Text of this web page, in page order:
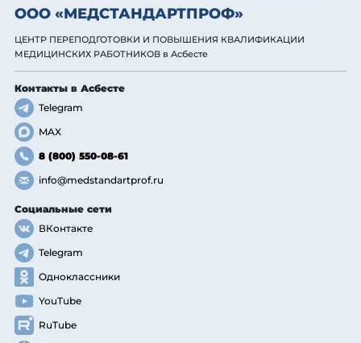
ООО «МЕДСТАНДАРТПРОФ»
ЦЕНТР ПЕРЕПОДГОТОВКИ И ПОВЫШЕНИЯ КВАЛИФИКАЦИИ
МЕДИЦИНСКИХ РАБОТНИКОВ в Асбесте
Контакты в Асбесте
Telegram
MAX
8 (800) 550-08-61
info@medstandartprof.ru
Социальные сети
ВКонтакте
Telegram
Одноклассники
YouTube
RuTube